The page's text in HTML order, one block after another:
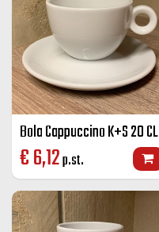
Bola Cappuccino K+S 20 CL
€6,12p.st.